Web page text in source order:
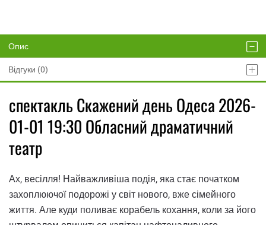
Опис
Відгуки (0)
спектакль Скажений день Одеса 2026-
01-01 19:30 Обласний драматичний
театр
Ах, весілля! Найважливіша подія, яка стає початком
захоплюючої подорожі у світ нового, вже сімейного
життя. Але куди поливає корабель кохання, коли за його